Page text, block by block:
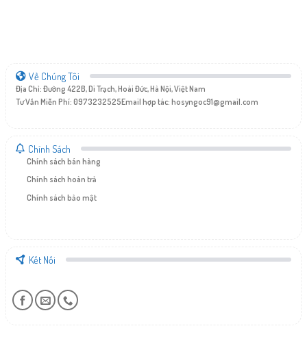
Về Chúng Tôi
Địa Chỉ: Đường 422B, Di Trạch, Hoài Đức, Hà Nội, Việt Nam
Tư Vấn Miễn Phí: 0973232525Email hợp tác: hosyngoc91@gmail.com
Chính Sách
Chính sách bán hàng
Chính sách hoàn trả
Chính sách bảo mật
Kết Nối